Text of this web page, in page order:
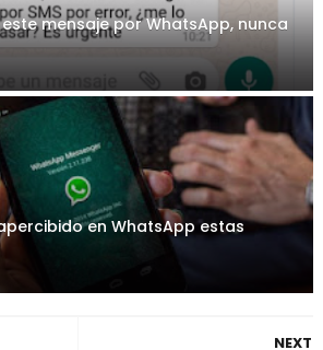
este mensaje por WhatsApp, nunca
en WhatsApp estas
NEXT